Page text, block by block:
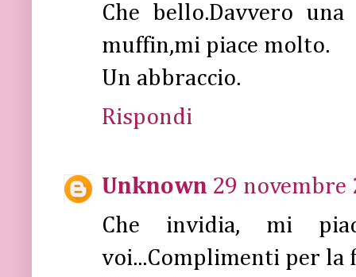
Che bello.Davvero
muffin,mi piace molto.
Un abbraccio.
Rispondi
Unknown 29 novembre
Che invidia, mi
voi...Complimenti per la